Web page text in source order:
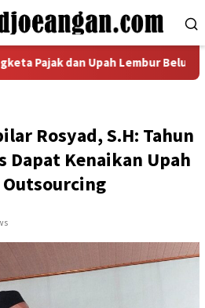
Upah Lembur Belum Temui Titik
Rosyad, S.H: Tahun
Dapat Kenaikan Upah
Outsourcing